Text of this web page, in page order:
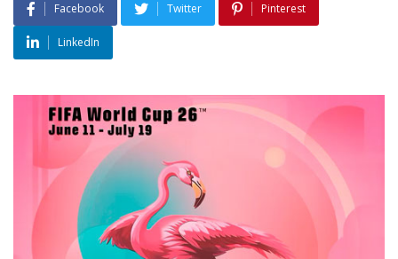
Facebook Twitter Pinterest
LinkedIn